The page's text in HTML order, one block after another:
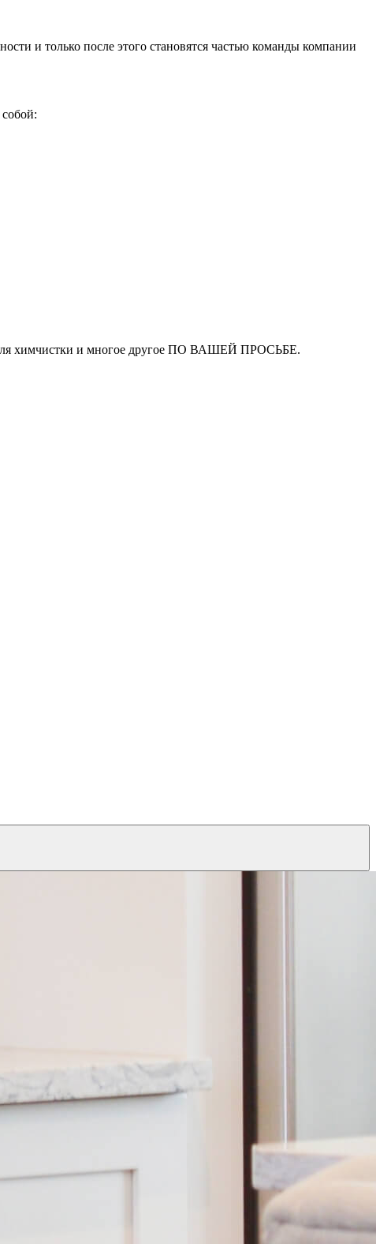
и только после этого становятся частью команды компании
для химчистки и многое другое ПО ВАШЕЙ ПРОСЬБЕ.